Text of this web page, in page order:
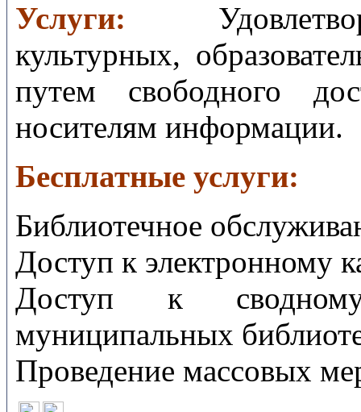
Услуги:
культурных,
путем свободного
носителям информации.
Бесплатные услуги:
Библиотечное
Доступ к электронному
Доступ к сводному
муниципальных
Проведение массовых